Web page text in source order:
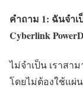
คำถาม 1: ฉันจำเ
Cyberlink
ไม่จำเป็น เราสาม
โดยไม่ต้องใช้แผ่